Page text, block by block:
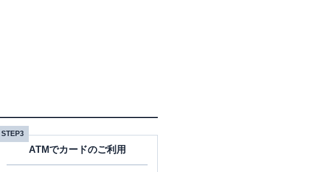
STEP3
ATMでカードのご利用